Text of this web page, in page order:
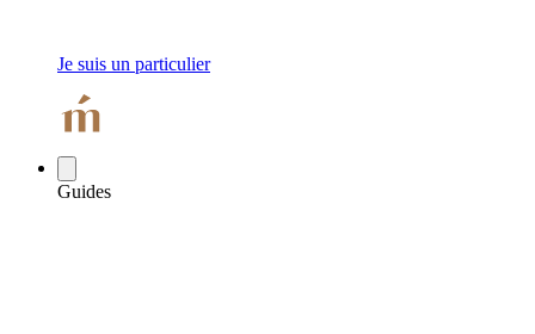
Je suis un particulier
Guides